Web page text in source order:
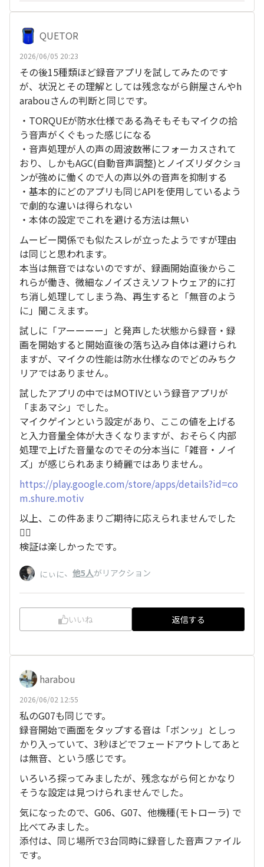
QUETOR
2026/06/05 20:23
その後15種類ほど録音アプリを試してみたのです
が、状況とその理解としては残念ながら餅屋さんやh
arabouさんの判断と同じです。
・TORQUEが防水仕様である為そもそもマイクの拾
う音声がくぐもった感じになる
・音声処理が人の声の周波数帯にフォーカスされて
おり、しかもAGC(自動音声調整)とノイズリダクショ
ンが強めに働くので人の声以外の音声を抑制する
・基本的にどのアプリも同じAPIを使用しているよう
で劇的な違いは得られない
・本体の設定でこれを避ける方法は無い
ムービー関係でも似たスレが立ったようですが理由
は同じと思われます。
本当は無音ではないのですが、録画開始直後からこ
れらが働き、微細なノイズさえソフトウェア的に打
ち消し処理してしまう為、再生すると「無音のよう
に」聞こえます。
試しに「アーーーー」と発声した状態から録音・録
画を開始すると開始直後の落ち込み自体は避けられ
ますが、マイクの性能は防水仕様なのでどのみちク
リアではありません。
試したアプリの中ではMOTIVという録音アプリが
「まあマシ」でした。
マイクゲインという設定があり、ここの値を上げる
と入力音量全体が大きくなりますが、おそらく内部
処理で上げた音量なのでその分本当に「雑音・ノイ
ズ」が感じられあまり綺麗ではありません。
https://play.google.com/store/apps/details?id=co
m.shure.motiv
以上、この件あまりご期待に応えられませんでした
🙇‍♂️
検証は楽しかったです。
にぃに、 他5人がリアクション
いいね 返信する
harabou
2026/06/02 12:55
私のG07も同じです。
録音開始で画面をタップする音は「ボンッ」としっ
かり入っていて、3秒ほどでフェードアウトしてあと
は無音、という感じです。
いろいろ探ってみましたが、残念ながら何とかなり
そうな設定は見つけられませんでした。
気になったので、G06、G07、他機種(モトローラ) で
比べてみました。
添付は、同じ場所で3台同時に録音した音声ファイル
です。